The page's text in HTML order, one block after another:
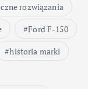
rozwiązania
Ford F-150
historia marki